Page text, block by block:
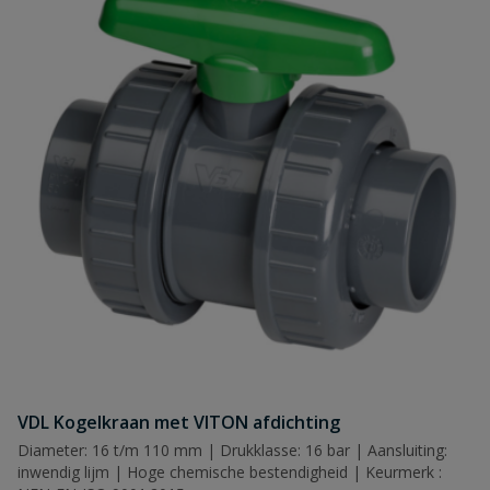
VDL Kogelkraan met VITON afdichting
Diameter: 16 t/m 110 mm | Drukklasse: 16 bar | Aansluiting:
inwendig lijm | Hoge chemische bestendigheid | Keurmerk :